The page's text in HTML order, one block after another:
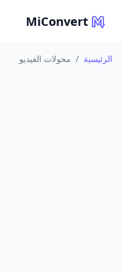
MiConvert
الرئيسية / محولات الفيديو